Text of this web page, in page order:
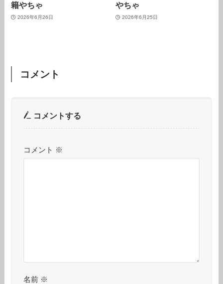
籍やちゃ
2026年6月26日
やちゃ
2026年6月25日
コメント
コメントする
コメント ※
名前 ※